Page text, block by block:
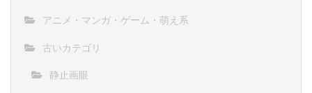
アニメ・マンガ・ゲーム・萌え系
古いカテゴリ
静止画眼